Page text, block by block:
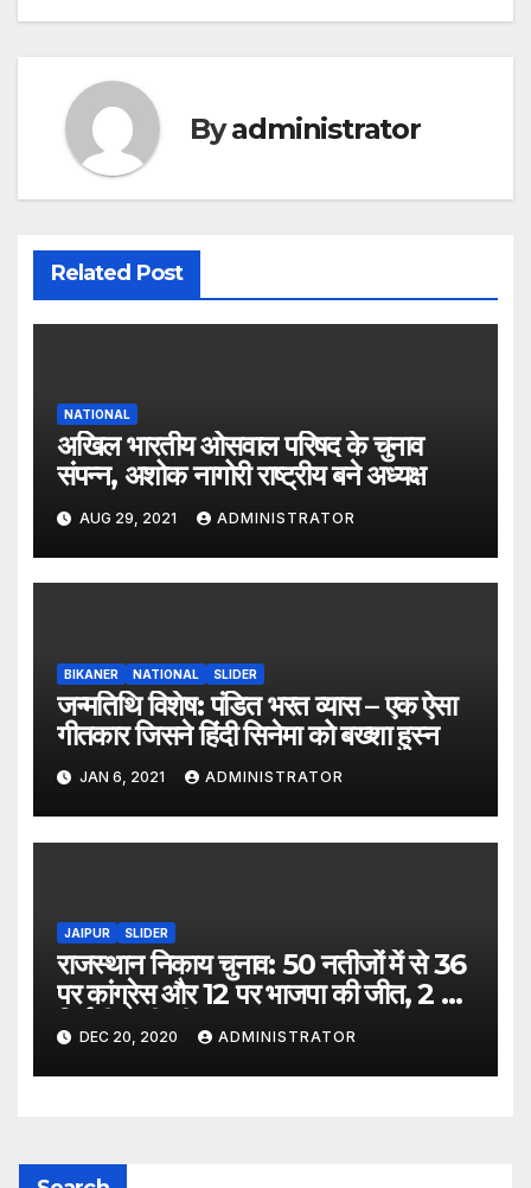
Byadministrator
Related Post
NATIONAL
अखिल भारतीय ओसवाल परिषद के चुनाव
संपन्न, अशोक नागोरी राष्ट्रीय बने अध्यक्ष
AUG 29, 2021 ADMINISTRATOR
BIKANER NATIONAL SLIDER
जन्मतिथि विशेष: पंडित भरत व्यास – एक ऐसा
गीतकार जिसने हिंदी सिनेमा को बख्शा हुस्न
JAN 6, 2021 ADMINISTRATOR
JAIPUR SLIDER
राजस्थान निकाय चुनाव: 50 नतीजों में से 36
पर कांग्रेस और 12 पर भाजपा की जीत, 2 पर
निर्दलीय की जीत
DEC 20, 2020 ADMINISTRATOR